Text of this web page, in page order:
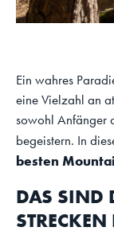
Ein wahres
eine Vielzahl an
sowohl Anfänger
begeistern. In
besten
DAS SIND